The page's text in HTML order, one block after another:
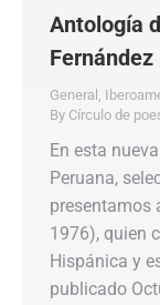
Antología
Fernández
General ,
By Círculo de
En esta
Peruana,
presentamos
1976), quien
Hispánica y
publicado